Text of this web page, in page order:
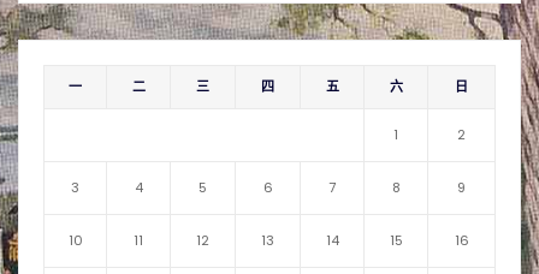
一 二 三 四 五 六 日
1 2
3 4 5 6 7 8 9
10 11 12 13 14 15 16